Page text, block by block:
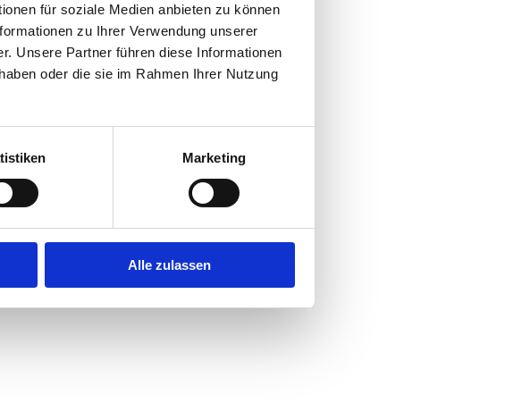
für soziale Medien anbieten zu können
zu Ihrer Verwendung unserer
Unsere Partner führen diese Informationen
oder die sie im Rahmen Ihrer Nutzung
Marketing
Alle zulassen
(see the browser consolefor more information).